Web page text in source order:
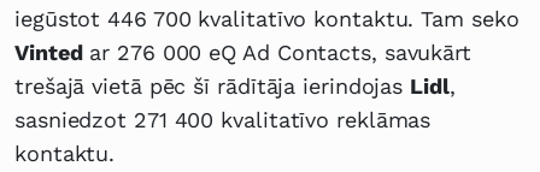
iegūstot 446 700 kvalitatīvo kontaktu. Tam seko
Vintedar 276 000 eQ Ad Contacts, savukārt
trešajā vietā pēc šī rādītāja ierindojas Lidl,
sasniedzot 271 400 kvalitatīvo reklāmas
kontaktu.